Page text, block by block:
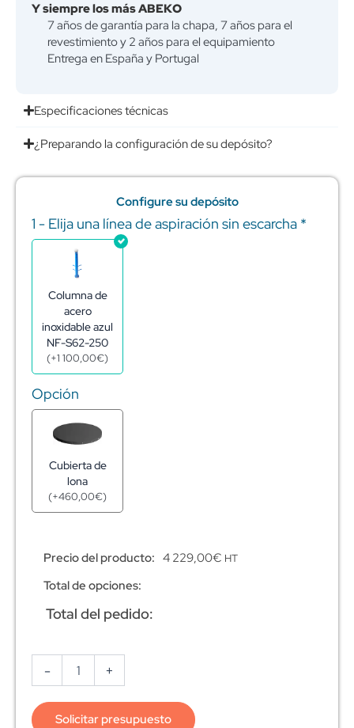
Y siempre los más ABEKO
7 años de garantía para la chapa, 7 años para el
revestimiento y 2 años para el equipamiento
Entrega en España y Portugal
Especificaciones técnicas
¿Preparando la configuración de su depósito?
Configure su depósito
1 - Elija una línea de aspiración sin escarcha *
Columna de
acero
inoxidable azul
NF-S62-250
(+1 100,00€)
Opción
Cubierta de
lona
(+460,00€)
Precio del producto: 4 229,00€ HT
Total de opciones:
Total del pedido:
-
Tanque
contra
incendios
galvanizado
Ø7,92m
cantidad
+
Solicitar presupuesto